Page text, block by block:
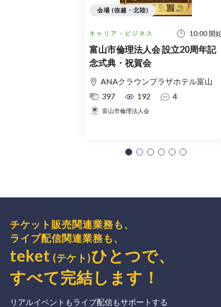
キャリア・ビジネス 10:00 開
富山市倫理法人会 設立20周年記
念式典・祝賀会
ANAクラウンプラザホテル富山
397
192 4
富山市倫理法人会
会場 (信越・北陸)
チケット販売関連業務も、
ライブ配信関連業務も、
teket (テケト)ひとつで、
すべて完結 します ！
リアルイベントもライブ配信もサポートする